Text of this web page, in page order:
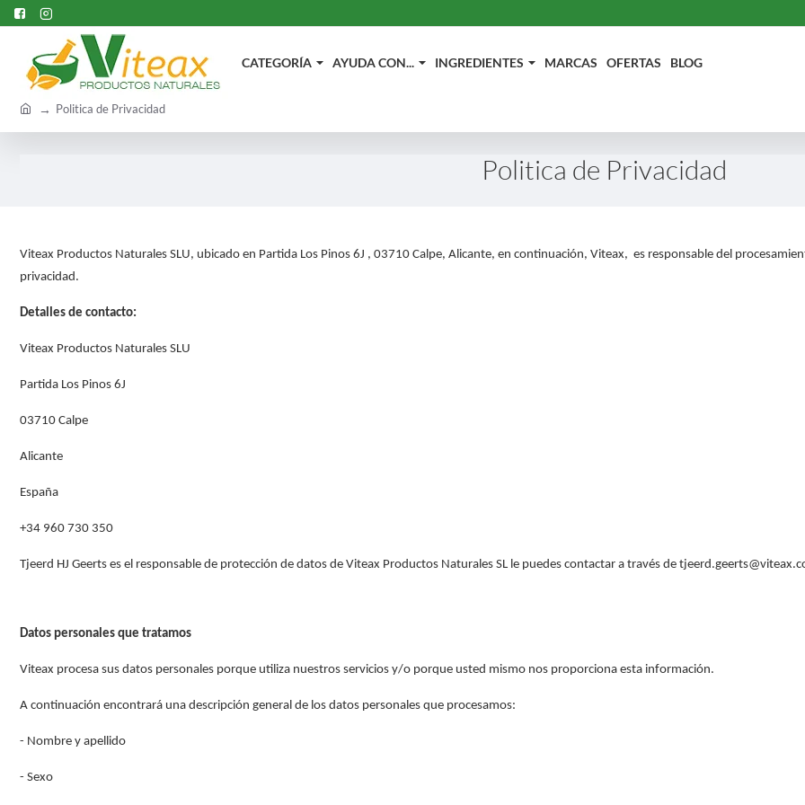
CATEGORÍA AYUDA CON... INGREDIENTES MARCAS OFERTAS BLOG
Politica de Privacidad
Politica de Privacidad
Viteax Productos Naturales SLU, ubicado en Partida Los Pinos 6J , 03710 Calpe, Alicante, en continuación, Viteax, es responsable del
privacidad.
Detalles de contacto:
Viteax Productos Naturales SLU
Partida Los Pinos 6J
03710 Calpe
Alicante
España
+34 960 730 350
Tjeerd HJ Geerts es el responsable de protección de datos de Viteax Productos Naturales SL le puedes contactar a través de
Datos personales que tratamos
Viteax procesa sus datos personales porque utiliza nuestros servicios y/o porque usted mismo nos proporciona esta información.
A continuación encontrará una descripción general de los datos personales que procesamos:
- Nombre y apellido
- Sexo